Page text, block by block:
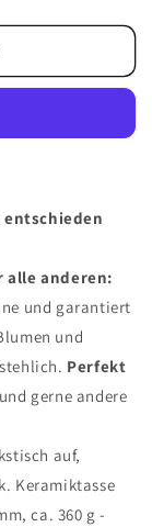
entschieden
alle anderen:
und garantiert
und
Perfekt
gerne andere
auf,
Keramiktasse
ca. 360 g -